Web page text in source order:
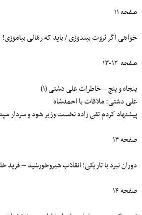
صفحه ۱۱
خواهی اگر ثروت بیندوزی / باید که رمّالی
صفحه ۱۲-۱۳
پنجاه و پنج – خاطرات علی دشتی (۱)
علی دشتی: ملاقات با احمدشاه
پیشنهاد کردم تقی زاده نخست وزیر شود و سردار
صفحه ۱۳
دوران نبرد با تاریکی؛ انقلاب شیروخورشید – فرید
صفحه ۱۴